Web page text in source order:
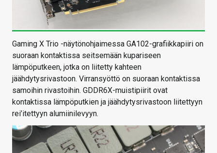
Gaming X Trio -näytönohjaimessa GA102-grafiikkapiiri on
suoraan kontaktissa seitsemään kupariseen
lämpöputkeen, jotka on liitetty kahteen
jäähdytysrivastoon. Virransyöttö on suoraan kontaktissa
samoihin rivastoihin. GDDR6X-muistipiirit ovat
kontaktissa lämpöputkien ja jäähdytysrivastoon liitettyyn
rei’itettyyn alumiinilevyyn.